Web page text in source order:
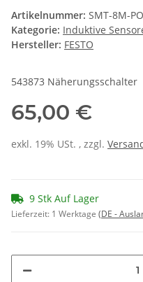
Artikelnummer: SMT-8M-
Kategorie: Induktive
Hersteller: FESTO
543873 Näherungsschalter
65,00 €
exkl. 19% USt. , zzgl.
9 Stk Auf Lager
Lieferzeit: 1 Werktage (DE -